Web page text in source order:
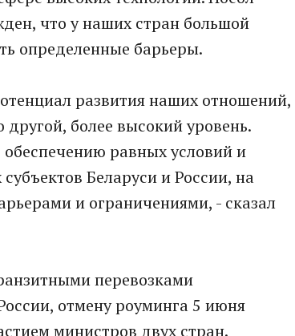
что у наших стран большой
определенные барьеры.
развития наших отношений,
более высокий уровень.
равных условий и
Беларуси и России, на
и ограничениями, - сказал
перевозками
отмену роуминга 5 июня
министров двух стран.